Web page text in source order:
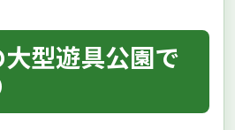
型遊具公園で